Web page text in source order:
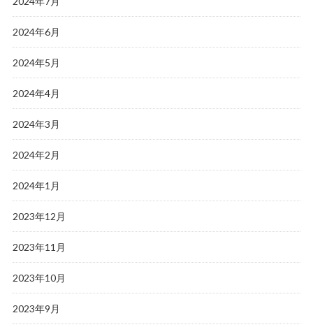
2024年6月
2024年5月
2024年4月
2024年3月
2024年2月
2024年1月
2023年12月
2023年11月
2023年10月
2023年9月